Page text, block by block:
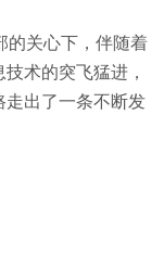
的关心下，伴随着
术的突飞猛进，
出了一条不断发